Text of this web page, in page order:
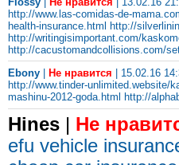
http://www.las-comidas-de-
health-insurance.html http://
http://writingisimportant.com/
http://cacustomandcollisions.com/
Ebony
Не нравится | 15.02.16
http://www.tinder-unlimited.website/
mashinu-2012-goda.html
http://
Hines Не
efu vehicle